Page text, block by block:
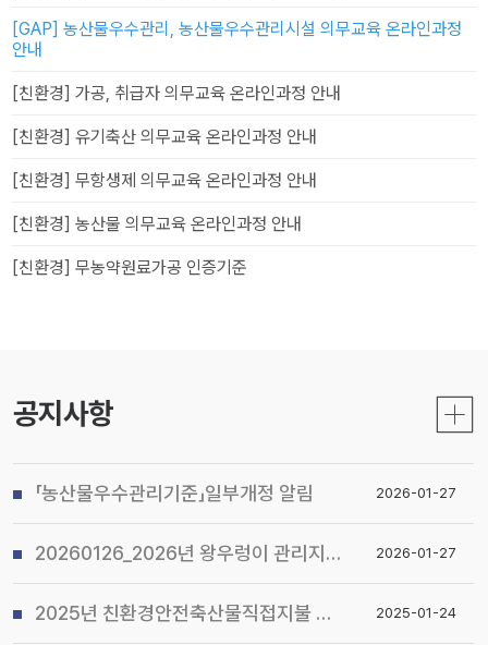
[GAP] 농산물우수관리, 농산물우수관리시설 의무교육 온라인과정
안내
[친환경] 가공, 취급자 의무교육 온라인과정 안내
[친환경] 유기축산 의무교육 온라인과정 안내
[친환경] 무항생제 의무교육 온라인과정 안내
[친환경] 농산물 의무교육 온라인과정 안내
[친환경] 무농약원료가공 인증기준
공지사항
「농산물우수관리기준」일부개정 알림 2026-01-27
20260126_2026년 왕우렁이 관리지침 및 전국 일제 수거기간 운영계획 알림 2026-01-27
2025년 친환경안전축산물직접지불 사업 시행지침 알림 2025-01-24